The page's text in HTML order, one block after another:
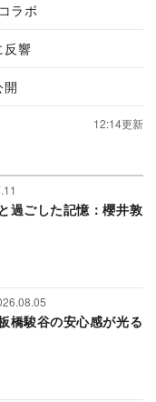
ラボ
反響
開
12:14更新
過ごした記憶：櫻井敦
橋駿谷の安心感が光る